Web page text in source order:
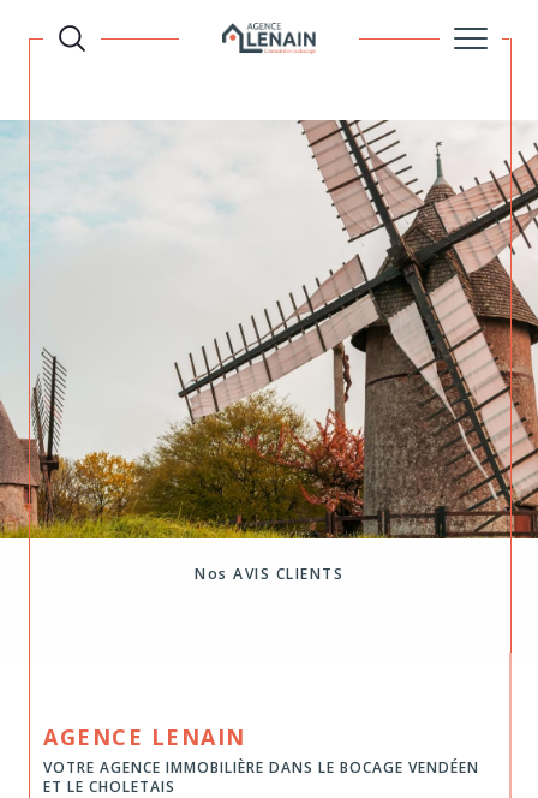
Nos AVIS CLIENTS
AGENCE LENAIN
VOTRE AGENCE IMMOBILIÈRE DANS LE BOCAGE VENDÉEN
ET LE CHOLETAIS